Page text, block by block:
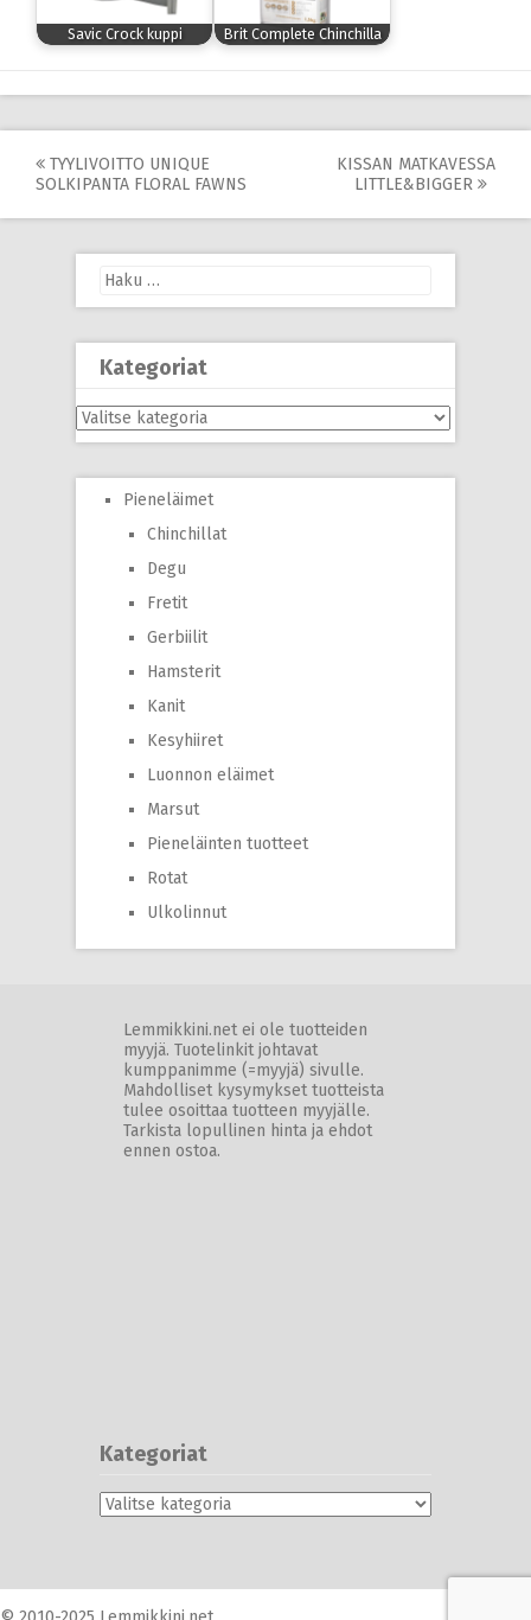
Savic Crock kuppi Brit Complete Chinchilla
Post
TYYLIVOITTO UNIQUE
SOLKIPANTA FLORAL FAWNS
KISSAN MATKAVESSA
LITTLE&BIGGER
Haku:
Kategoriat
Kategoriat
Pieneläimet
Chinchillat
Degu
Fretit
Gerbiilit
Hamsterit
Kanit
Kesyhiiret
Luonnon eläimet
Marsut
Pieneläinten tuotteet
Rotat
Ulkolinnut
Lemmikkini.net ei ole tuotteiden
myyjä. Tuotelinkit johtavat
kumppanimme (=myyjä) sivulle.
Mahdolliset kysymykset tuotteista
tulee osoittaa tuotteen myyjälle.
Tarkista lopullinen hinta ja ehdot
ennen ostoa.
Kategoriat
Kategoriat